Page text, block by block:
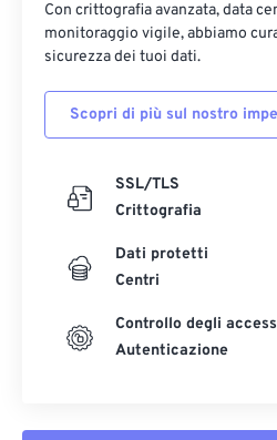
Con crittografia avanzata, data
monitoraggio vigile, abbiamo
sicurezza dei tuoi dati.
Scopri di più sul nostro
SSL/TLS
Crittografia
Dati protetti
Centri
Controllo degli
Autenticazione